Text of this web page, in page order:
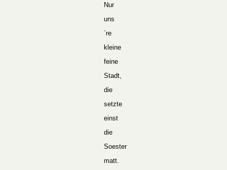
Nur
uns
´re
kleine
feine
Stadt,
die
setzte
einst
die
Soester
matt.